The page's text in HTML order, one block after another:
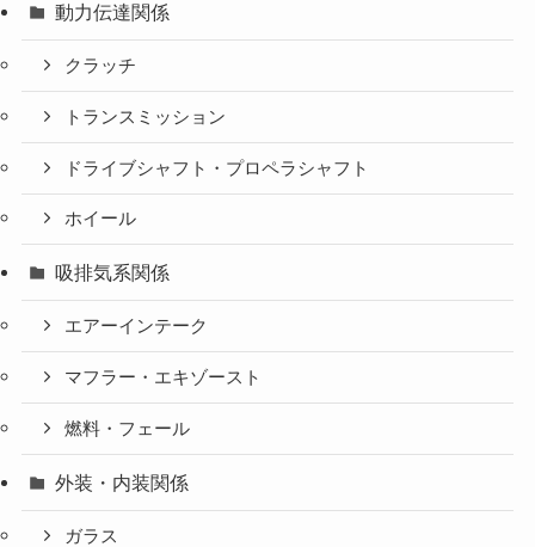
動力伝達関係
クラッチ
トランスミッション
ドライブシャフト・プロペラシャフト
ホイール
吸排気系関係
エアーインテーク
マフラー・エキゾースト
燃料・フェール
外装・内装関係
ガラス